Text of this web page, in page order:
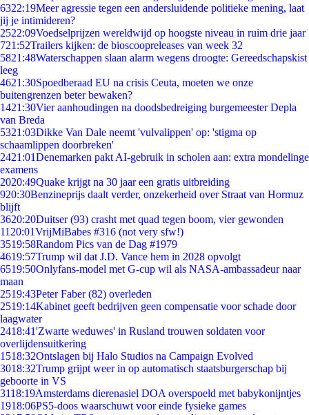
6322:19Meer agressie tegen een andersluidende politieke mening, laat
jij je intimideren?
2522:09Voedselprijzen wereldwijd op hoogste niveau in ruim drie jaar
721:52Trailers kijken: de bioscoopreleases van week 32
5821:48Waterschappen slaan alarm wegens droogte: Gereedschapskist
leeg
4621:30Spoedberaad EU na crisis Ceuta, moeten we onze
buitengrenzen beter bewaken?
1421:30Vier aanhoudingen na doodsbedreiging burgemeester Depla
van Breda
5321:03Dikke Van Dale neemt 'vulvalippen' op: 'stigma op
schaamlippen doorbreken'
2421:01Denemarken pakt AI-gebruik in scholen aan: extra mondelinge
examens
2020:49Quake krijgt na 30 jaar een gratis uitbreiding
920:30Benzineprijs daalt verder, onzekerheid over Straat van Hormuz
blijft
3620:20Duitser (93) crasht met quad tegen boom, vier gewonden
11 20:01VrijMiBabes #316 (not very sfw!)
3519:58Random Pics van de Dag #1979
4619:57Trump wil dat J.D. Vance hem in 2028 opvolgt
6519:50Onlyfans-model met G-cup wil als NASA-ambassadeur naar
maan
2519:43Peter Faber (82) overleden
2519:14Kabinet geeft bedrijven geen compensatie voor schade door
laagwater
2418:41'Zwarte weduwes' in Rusland trouwen soldaten voor
overlijdensuitkering
1518:32Ontslagen bij Halo Studios na Campaign Evolved
3018:32Trump grijpt weer in op automatisch staatsburgerschap bij
geboorte in VS
3118:19Amsterdams dierenasiel DOA overspoeld met babykonijntjes
1918:06PS5-doos waarschuwt voor einde fysieke games